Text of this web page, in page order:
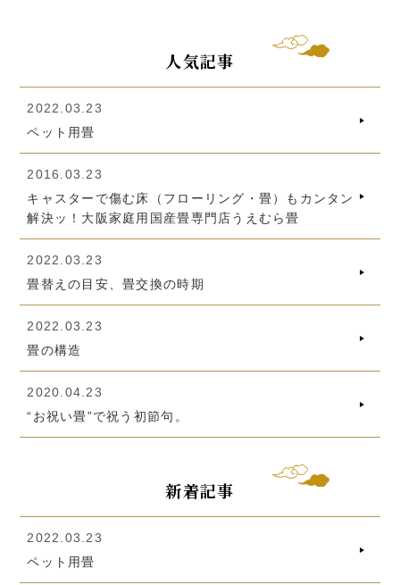
人気記事
2022.03.23
ペット用畳
2016.03.23
キャスターで傷む床（フローリング・畳）もカンタン
解決ッ！大阪家庭用国産畳専門店うえむら畳
2022.03.23
畳替えの目安、畳交換の時期
2022.03.23
畳の構造
2020.04.23
“お祝い畳”で祝う初節句。
新着記事
2022.03.23
ペット用畳